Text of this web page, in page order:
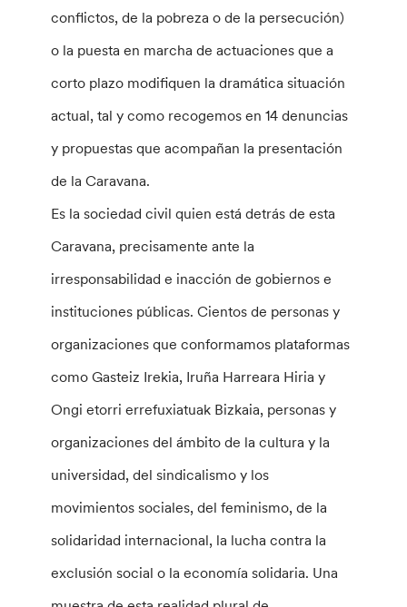
conflictos, de la pobreza o de la persecución)
o la puesta en marcha de actuaciones que a
corto plazo modifiquen la dramática situación
actual, tal y como recogemos en 14 denuncias
y propuestas que acompañan la presentación
de la Caravana.
Es la sociedad civil quien está detrás de esta
Caravana, precisamente ante la
irresponsabilidad e inacción de gobiernos e
instituciones públicas. Cientos de personas y
organizaciones que conformamos plataformas
como Gasteiz Irekia, Iruña Harreara Hiria y
Ongi etorri errefuxiatuak Bizkaia, personas y
organizaciones del ámbito de la cultura y la
universidad, del sindicalismo y los
movimientos sociales, del feminismo, de la
solidaridad internacional, la lucha contra la
exclusión social o la economía solidaria. Una